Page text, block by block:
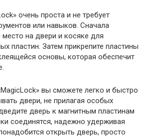
очень проста и не требует
или навыков. Сначала
на двери и косяке для
пластин. Затем прикрепите пластины
основы, которая обеспечит
вы сможете легко и быстро
двери, не прилагая особых
дверь к магнитным пластинам
соединятся, надежно удерживая
открыть дверь, просто